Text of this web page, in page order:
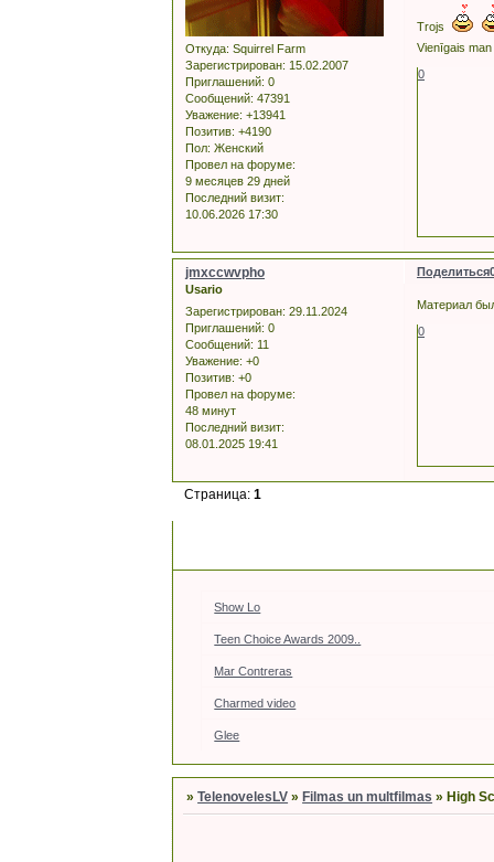
Откуда: Squirrel Farm
Зарегистрирован: 15.02.2007
Приглашений: 0
Сообщений: 47391
Уважение: +13941
Позитив: +4190
Пол: Женский
Провел на форуме:
9 месяцев 29 дней
Последний визит:
10.06.2026 17:30
Trojs
Vienīgais
0
Поделиться
jmxccwvpho
Usario
Зарегистрирован: 29.11.2024
Приглашений: 0
Сообщений: 11
Уважение: +0
Позитив: +0
Провел на форуме:
48 минут
Последний визит:
08.01.2025 19:41
Материал
0
Страница:1
Show Lo
Teen Choice Awards 2009..
Mar Contreras
Charmed video
Glee
»TelenovelesLV » Filmas un multfilmas » High